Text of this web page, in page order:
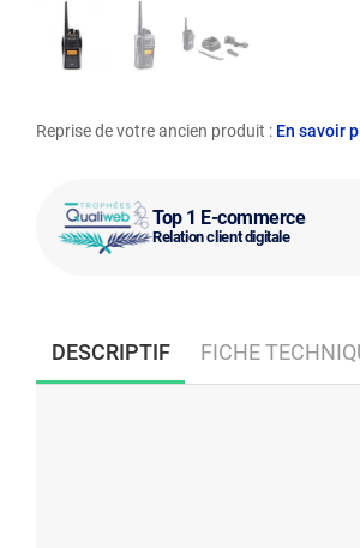
Top 1 E-commerce
Relation client digitale
Reprise de votre ancien produit : En savoir
DESCRIPTIF FICHE